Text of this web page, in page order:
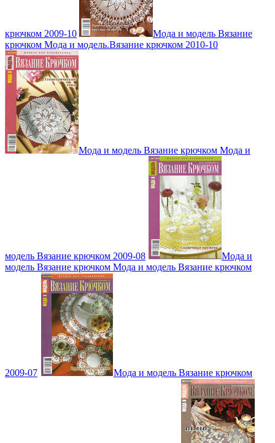
крючком 2009-10
Мода и модель Вязание
крючком Мода и модель.Вязание крючком 2010-10
Мода и модель Вязание крючком Мода и
модель Вязание крючком 2009-08
Мода и
модель Вязание крючком Мода и модель Вязание крючком
2009-07 Мода и модель Вязание крючком